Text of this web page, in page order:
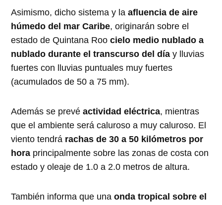
Asimismo, dicho sistema y laafluencia de aire
húmedo del mar Caribe, originarán sobre el
estado de Quintana Roocielo medio nublado a
nublado durante el transcurso del día y lluvias
fuertes con lluvias puntuales muy fuertes
(acumulados de 50 a 75 mm).
Además se prevé actividad eléctrica, mientras
que el ambiente será caluroso a muy caluroso. El
viento tendrá rachas de 30 a 50 kilómetros por
hora principalmente sobre las zonas de costa con
estado y oleaje de 1.0 a 2.0 metros de altura.
También informa que una onda tropical sobre el